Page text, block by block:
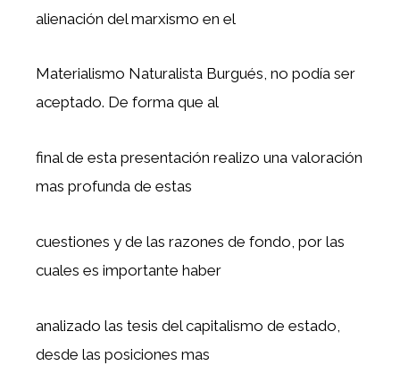
alienación del marxismo en el
Materialismo Naturalista Burgués, no podía ser
aceptado. De forma que al
final de esta presentación realizo una valoración
mas profunda de estas
cuestiones y de las razones de fondo, por las
cuales es importante haber
analizado las tesis del capitalismo de estado,
desde las posiciones mas